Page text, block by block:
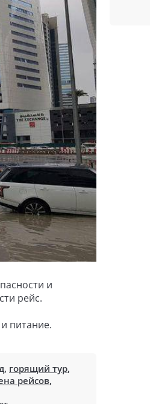
и
рейс.
питание.
, горящий тур,
рейсов,